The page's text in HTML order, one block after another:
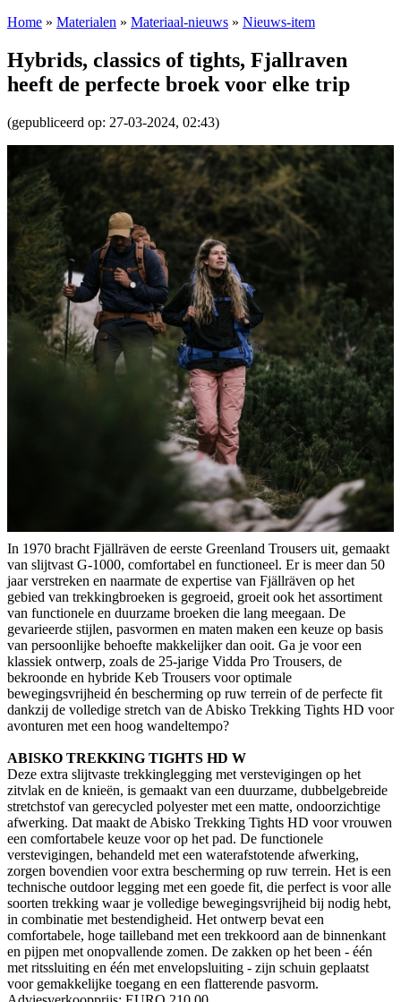
Home » Materialen » Materiaal-nieuws » Nieuws-item
Hybrids, classics of tights, Fjallraven
heeft de perfecte broek voor elke trip
(gepubliceerd op: 27-03-2024, 02:43)
In 1970 bracht Fjällräven de eerste Greenland Trousers uit, gemaakt
van slijtvast G-1000, comfortabel en functioneel. Er is meer dan 50
jaar verstreken en naarmate de expertise van Fjällräven op het
gebied van trekkingbroeken is gegroeid, groeit ook het assortiment
van functionele en duurzame broeken die lang meegaan. De
gevarieerde stijlen, pasvormen en maten maken een keuze op basis
van persoonlijke behoefte makkelijker dan ooit. Ga je voor een
klassiek ontwerp, zoals de 25-jarige Vidda Pro Trousers, de
bekroonde en hybride Keb Trousers voor optimale
bewegingsvrijheid én bescherming op ruw terrein of de perfecte fit
dankzij de volledige stretch van de Abisko Trekking Tights HD voor
avonturen met een hoog wandeltempo?
ABISKO TREKKING TIGHTS HD W
Deze extra slijtvaste trekkinglegging met verstevigingen op het
zitvlak en de knieën, is gemaakt van een duurzame, dubbelgebreide
stretchstof van gerecycled polyester met een matte, ondoorzichtige
afwerking. Dat maakt de Abisko Trekking Tights HD voor vrouwen
een comfortabele keuze voor op het pad. De functionele
verstevigingen, behandeld met een waterafstotende afwerking,
zorgen bovendien voor extra bescherming op ruw terrein. Het is een
technische outdoor legging met een goede fit, die perfect is voor alle
soorten trekking waar je volledige bewegingsvrijheid bij nodig hebt,
in combinatie met bestendigheid. Het ontwerp bevat een
comfortabele, hoge tailleband met een trekkoord aan de binnenkant
en pijpen met onopvallende zomen. De zakken op het been - één
met ritssluiting en één met envelopsluiting - zijn schuin geplaatst
voor gemakkelijke toegang en een flatterende pasvorm.